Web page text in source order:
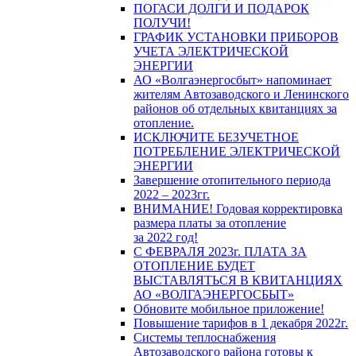
ПОГАСИ ДОЛГИ И ПОДАРОК
ПОЛУЧИ!
ГРАФИК УСТАНОВКИ ПРИБОРОВ
УЧЕТА ЭЛЕКТРИЧЕСКОЙ
ЭНЕРГИИ
АО «Волгаэнергосбыт» напоминает
жителям Автозаводского и Ленинского
районов об отдельных квитанциях за
отопление.
ИСКЛЮЧИТЕ БЕЗУЧЕТНОЕ
ПОТРЕБЛЕНИЕ ЭЛЕКТРИЧЕСКОЙ
ЭНЕРГИИ
Завершение отопительного периода
2022 – 2023гг.
ВНИМАНИЕ! Годовая корректировка
размера платы за отопление
за 2022 год!
С ФЕВРАЛЯ 2023г. ПЛАТА ЗА
ОТОПЛЕНИЕ БУДЕТ
ВЫСТАВЛЯТЬСЯ В КВИТАНЦИЯХ
АО «ВОЛГАЭНЕРГОСБЫТ»
Обновите мобильное приложение!
Повышение тарифов в 1 декабря 2022г.
Системы теплоснабжения
Автозаводского района готовы к